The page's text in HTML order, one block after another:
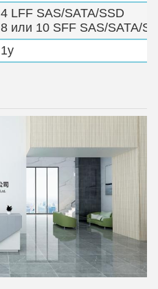
4 LFF SAS/SATA/SSD
8 или 10 SFF SAS/SATA/
1у